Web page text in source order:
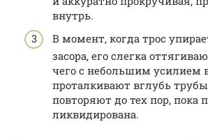
внутрь.
В момент, когда трос
засора, его слегка
чего с небольшим усилием
проталкивают вглубь
повторяют до тех пор, пока
ликвидирована.